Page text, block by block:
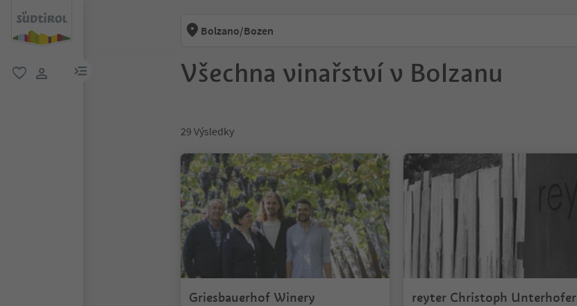
odkaz na menu
Bolzano/Bozen
Všechna vinařství v Bolzanu
29 Výsledky
Griesbauerhof Winery reyter Christoph Unterhofer